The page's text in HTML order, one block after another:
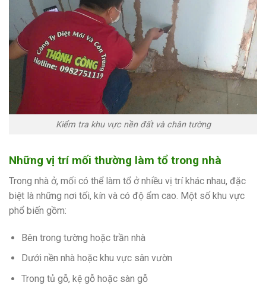
Kiểm tra khu vực nền đất và chân tường
Những vị trí mối thường làm tổ trong nhà
Trong nhà ở, mối có thể làm tổ ở nhiều vị trí khác nhau, đặc
biệt là những nơi tối, kín và có độ ẩm cao. Một số khu vực
phổ biến gồm:
Bên trong tường hoặc trần nhà
Dưới nền nhà hoặc khu vực sân vườn
Trong tủ gỗ, kệ gỗ hoặc sàn gỗ